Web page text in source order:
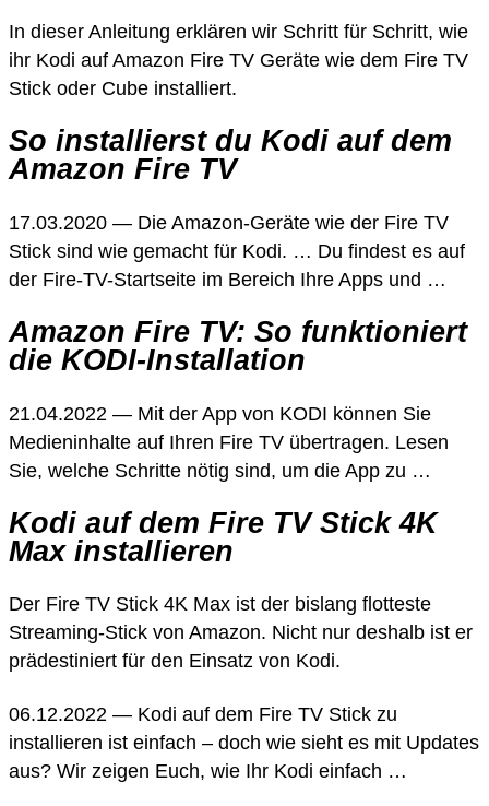
In dieser Anleitung erklären wir Schritt für Schritt, wie
ihr Kodi auf Amazon Fire TV Geräte wie dem Fire TV
Stick oder Cube installiert.
So installierst du Kodi auf dem
Amazon Fire TV
17.03.2020 — Die Amazon-Geräte wie der Fire TV
Stick sind wie gemacht für Kodi. … Du findest es auf
der Fire-TV-Startseite im Bereich Ihre Apps und …
Amazon Fire TV: So funktioniert
die KODI-Installation
21.04.2022 — Mit der App von KODI können Sie
Medieninhalte auf Ihren Fire TV übertragen. Lesen
Sie, welche Schritte nötig sind, um die App zu …
Kodi auf dem Fire TV Stick 4K
Max installieren
Der Fire TV Stick 4K Max ist der bislang flotteste
Streaming-Stick von Amazon. Nicht nur deshalb ist er
prädestiniert für den Einsatz von Kodi.
06.12.2022 — Kodi auf dem Fire TV Stick zu
installieren ist einfach – doch wie sieht es mit Updates
aus? Wir zeigen Euch, wie Ihr Kodi einfach …